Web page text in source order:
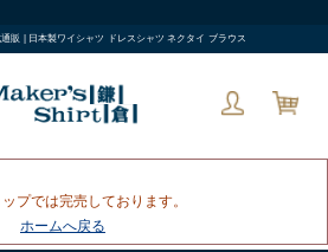
通販 | 日本製ワイシャツ ドレスシャツ ネクタイ ブラウス
プでは完売しております。
ホームへ戻る